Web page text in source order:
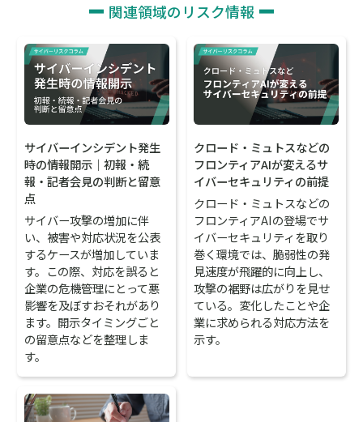
関連領域のリスク情報
サイバーインシデント発生
時の情報開示｜初報・続
報・記者会見の判断と留意
点
サイバー攻撃の増加に伴
い、被害や対応状況を公表
するケースが増加していま
す。この際、対応を誤ると
企業の危機管理にとって悪
影響を及ぼすおそれがあり
ます。開示タイミングごと
の留意点などを整理しま
す。
クロード・ミュトスなどの
フロンティアAIが変えるサ
イバーセキュリティの前提
クロード・ミュトスなどの
フロンティアAIの登場でサ
イバーセキュリティを取り
巻く環境では、脆弱性の発
見速度が飛躍的に向上し、
攻撃の裾野は広がりを見せ
ている。変化したことや企
業に求められる対応方法を
示す。